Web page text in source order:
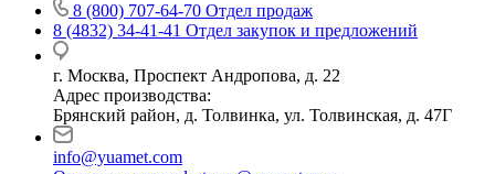
8 (800) 707-64-70 Отдел продаж
8 (4832) 34-41-41 Отдел закупок и предложений
г. Москва, Проспект Андропова, д. 22
Адрес производства:
Брянский район, д. Толвинка, ул. Толвинская, д. 47Г
info@yuamet.com